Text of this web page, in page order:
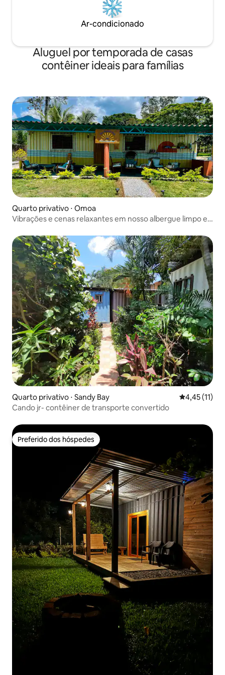
Ar-condicionado
Aluguel por temporada de casas
contêiner ideais para famílias
Quarto privativo ⋅ Omoa
Vibrações e cenas relaxantes em nosso albergue limpo e
Quarto privativo ⋅ Sandy Bay 4,45 de uma
4,45 (11)
Cando jr- contêiner de transporte convertido
Preferido dos hóspedes
Preferido dos hóspedes